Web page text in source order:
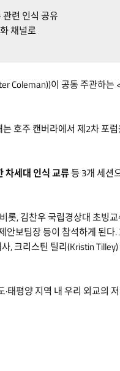
련 인식 공유
채널로
Coleman))이 공동 주관하는
호주 캔버라에서 제2차 포
차세대 인식 교류등 3개 세션
, 김찬우 국립경상대 초빙
보팀장 등이 참석하게 된
, 크리스틴 틸리(Kristin
태평양 지역 내 우리 외교의